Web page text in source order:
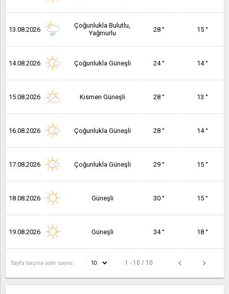
13.08.2026
Çoğunlukla Bulutlu,
Yağmurlu
28 ° 15 °
14.08.2026 Çoğunlukla Güneşli 24 ° 14 °
15.08.2026 Kısmen Güneşli 28 ° 13 °
16.08.2026 Çoğunlukla Güneşli 28 ° 14 °
17.08.2026 Çoğunlukla Güneşli 29 ° 15 °
18.08.2026 Güneşli 30 ° 15 °
19.08.2026 Güneşli 34 ° 18 °
Sayfa başına satır sayısı: 1 - 10 / 10